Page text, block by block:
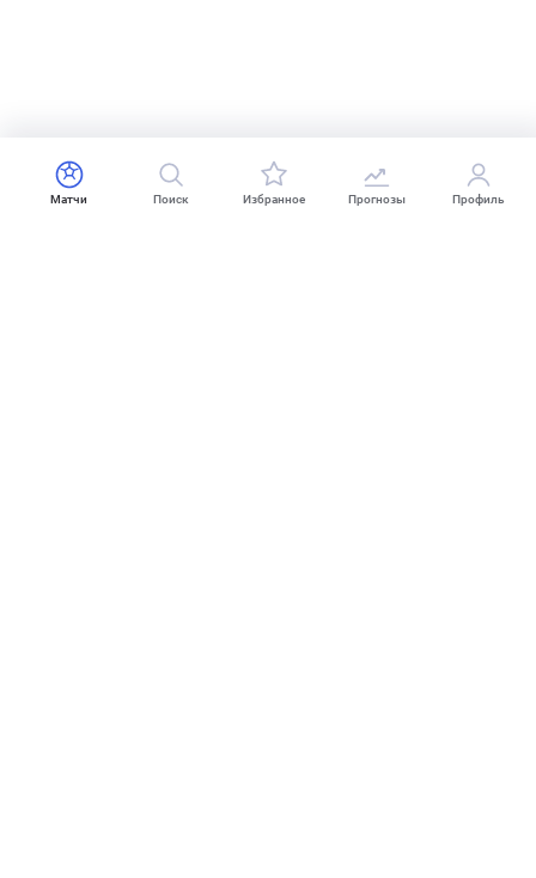
Матчи Поиск Избранное Прогнозы Профиль